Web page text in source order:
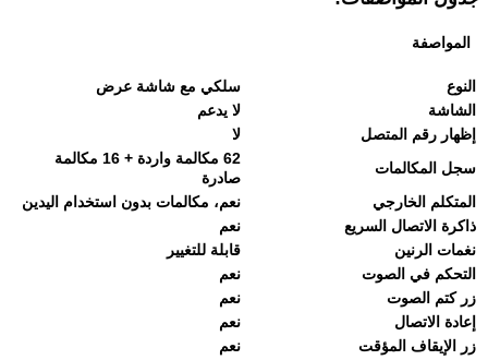
المواصفة
النوع
سلكي مع شاشة عرض
الشاشة
لا يدعم
إظهار رقم المتصل
لا
سجل المكالمات
62 مكالمة واردة + 16 مكالمة
صادرة
المتكلم الخارجي
نعم، مكالمات بدون استخدام اليدين
ذاكرة الاتصال السريع
نعم
نغمات الرنين
قابلة للتغيير
التحكم في الصوت
نعم
زر كتم الصوت
نعم
إعادة الاتصال
نعم
زر الإيقاف المؤقت
نعم